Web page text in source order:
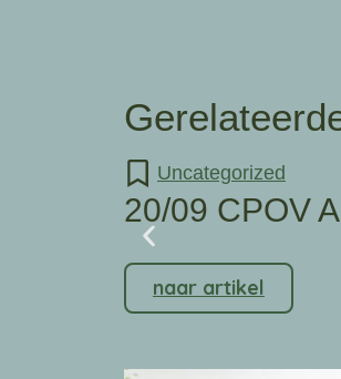
Uncategorized
20/09 CPOV
naar artikel